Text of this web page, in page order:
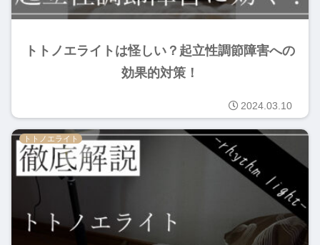
トトノエライトは怪しい？起立性調節障害への
効果的対策！
2024.03.10
トトノエライト